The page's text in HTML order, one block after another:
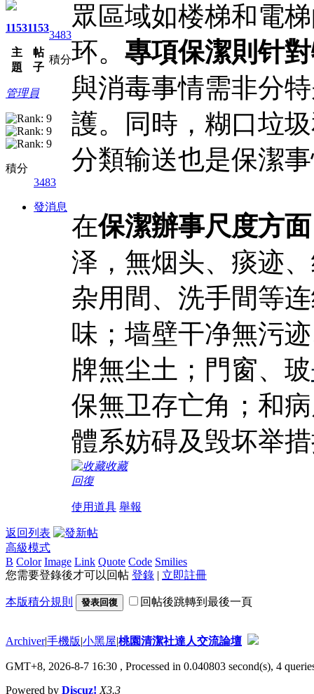
1153
主
題
1153
帖
子
3483
積分
管理員
積分
3483
發消息
眾區域如楼梯和電
环。 專項保潔則针
與消毒事情需非分
護。同時，糊口垃
分類输送也是保潔
在保潔辦事尺度方面
泽，無烟头、痰迹
杂用間、洗手間等
味；墙壁干净無污
牌無尘土；門窗、玻
保無卫存亡角；和
體系妨碍及毁坏举
收藏
回復
使用道具 舉報
返回列表
高級模式
B Color Image Link Quote Code Smilies
您需要登錄後才可以回帖 登錄 | 立即註冊
本版積分規則 發表回復 回帖後跳轉到最後一頁
Archiver|手機版|小黑屋|桃園清潔社達人交流論壇
GMT+8, 2026-8-7 16:30 , Processed in 0.040803 second(s), 4
Powered by Discuz! X3.3